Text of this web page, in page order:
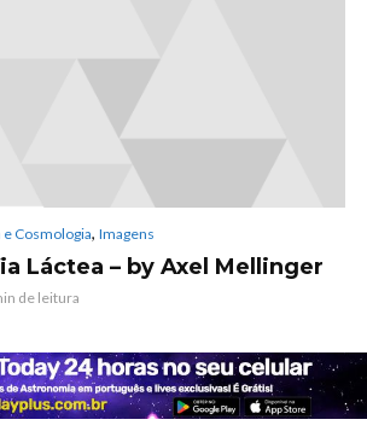
Cosmologia, Imagens
Láctea – by Axel Mellinger
de leitura